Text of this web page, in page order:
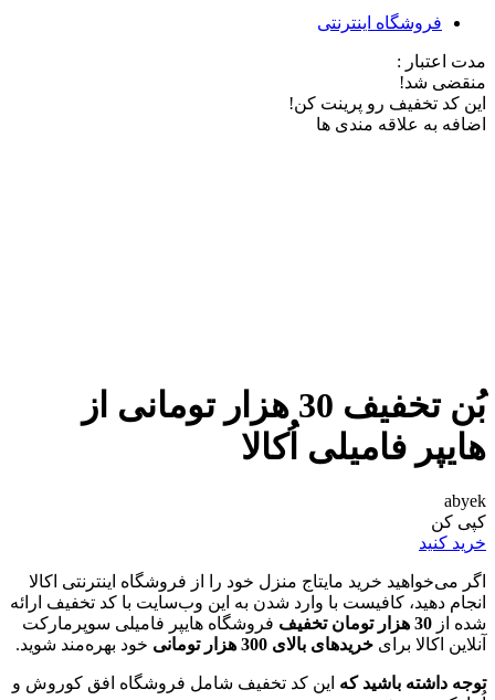
فروشگاه اینترنتی
مدت اعتبار :
منقضی شد!
این کد تخفیف رو پرینت کن!
اضافه به علاقه مندی ها
بُن تخفیف 30 هزار تومانی از
هایپر فامیلی اُکالا
abyek
کپی کن
خرید کنید
اگر می‌خواهید خرید مایتاج منزل خود را از فروشگاه اینترنتی اکالا
انجام دهید، کافیست با وارد شدن به این وب‌سایت با کد تخفیف ارائه
شده از 30 هزار تومان تخفیف
فروشگاه هایپر فامیلی سوپرمارکت
آنلاین اکالا برای خریدهای بالای 300 هزار تومانی خود بهره‌مند شوید.
توجه داشته باشید که این کد تخفیف شامل فروشگاه افق کوروش و